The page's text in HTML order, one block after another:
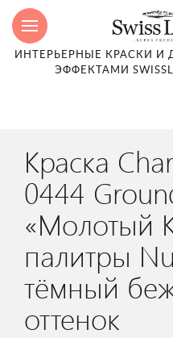
ИНТЕРЬЕРНЫЕ КРАСКИ И
ЭФФЕКТАМИ
Краска
0444
«Молотый
палитры
тёмный
оттенок